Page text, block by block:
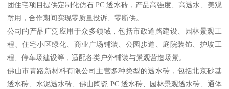
团住宅项目提供定制化仿石 PC 透水砖，产品高强度、高透水、美观
耐用，合作期间实现零质量投诉、零断供。
公司的产品广泛应用于众多领域，包括市政道路建设、园林景观工
程、住宅小区绿化、商业广场铺装、公园步道、庭院装饰、护坡工
程、停车场建设等，适配各类户外铺装与景观营造场景。
佛山市青路新材料有限公司主营多种类型的透水砖，包括北京砂基
透水砖、水泥透水砖、佛山陶瓷 PC 透水砖、园林景观透水砖、通体